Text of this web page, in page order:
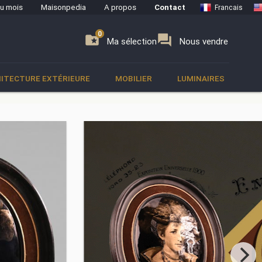
mois Maisonpedia A propos Contact Francais
folder_special Ma sélection
0 forum Nous vendre
0
EXTÉRIEURE MOBILIER LUMINAIRES